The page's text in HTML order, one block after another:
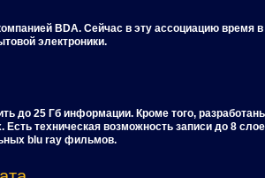
BDA. Сейчас в эту ассоциацию время
электроники.
до 25 Гб информации. Кроме того,
техническая возможность записи до 8
blu ray фильмов.